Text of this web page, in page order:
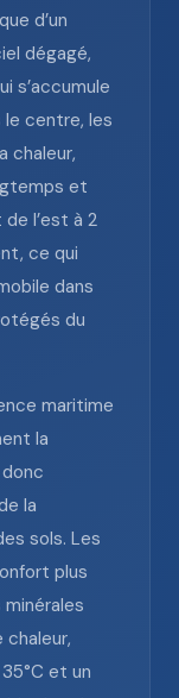
d’un
dégagé,
s’accumule
le centre, les
chaleur,
et
l’est à 2
ce qui
dans
du
maritime
la
la
sols. Les
plus
et un